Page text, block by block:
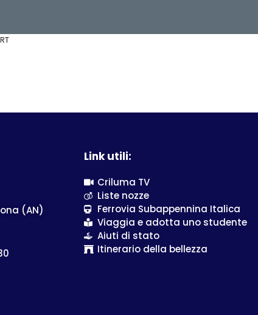
(AN)
Link utili:
Criluma TV
Liste nozze
Ferrovia Subappennina Italica
Viaggia e adotta uno studente
Aiuti di stato
Itinerario della bellezza